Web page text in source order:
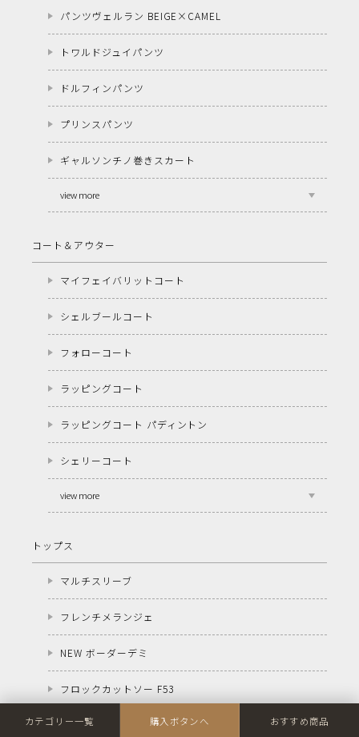
パンツヴェルラン BEIGE×CAMEL
トワルドジュイパンツ
ドルフィンパンツ
プリンスパンツ
ギャルソンチノ巻きスカート
view more
コート＆アウター
マイフェイバリットコート
シェルブールコート
フォローコート
ラッピングコート
ラッピングコート パディントン
シェリーコート
view more
トップス
マルチスリーブ
フレンチメランジェ
NEW ボーダーデミ
フロックカットソー F53
フロックカーディガン F71
カテゴリー一覧 購入ボタンへ おすすめ商品